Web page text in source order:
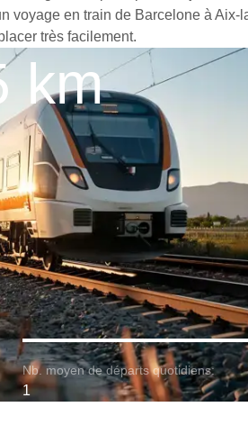
en train de Barcelone à
très facilement.
km
Nb. moyen de départs quotidiens:
1